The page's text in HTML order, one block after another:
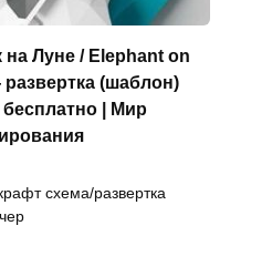
Луне / Elephant on
(шаблон)
бесплатно | Мир
схема/развертка